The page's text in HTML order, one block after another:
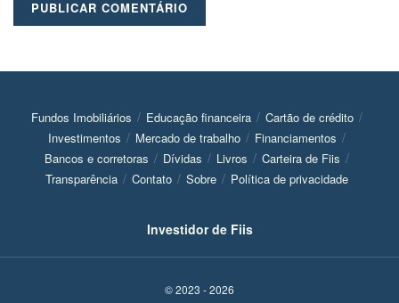
Fundos Imobiliários Educação financeira
Cartão de crédito
Investimentos
Mercado de trabalho
Financiamentos
Bancos e corretoras
Dívidas Livros
Carteira de Fiis
Transparência
Contato Sobre Política de privacidade
Investidor de Fiis
© 2023 - 2026